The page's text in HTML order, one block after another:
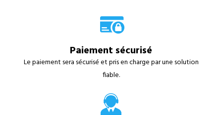
Paiement sécurisé
Le paiement sera sécurisé et pris en charge par une solution
fiable.